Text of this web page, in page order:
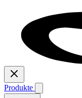
Produkte